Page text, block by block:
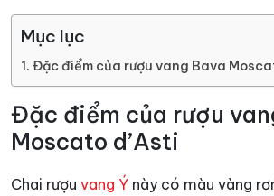
Mục lục
Đặc điểm của rượu vang Bava
Đặc điểm của rượu
Moscato d’Asti
Chai rượu vang Ý này có màu vàng